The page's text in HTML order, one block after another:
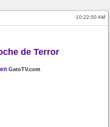
10:22:00 AM
de Terror
en GatoTV.com